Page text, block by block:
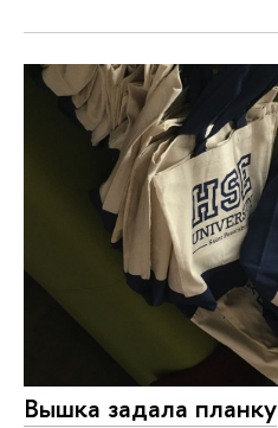
Вышка задала планку